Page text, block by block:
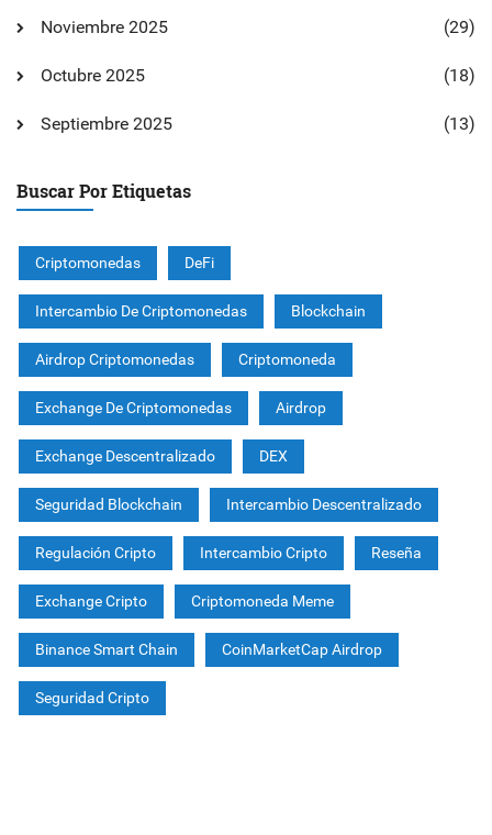
Noviembre 2025 (29)
Octubre 2025 (18)
Septiembre 2025 (13)
Buscar Por Etiquetas
Criptomonedas DeFi
Intercambio De Criptomonedas Blockchain
Airdrop Criptomonedas Criptomoneda
Exchange De Criptomonedas Airdrop
Exchange Descentralizado DEX
Seguridad Blockchain Intercambio Descentralizado
Regulación Cripto Intercambio Cripto Reseña
Exchange Cripto Criptomoneda Meme
Binance Smart Chain CoinMarketCap Airdrop
Seguridad Cripto